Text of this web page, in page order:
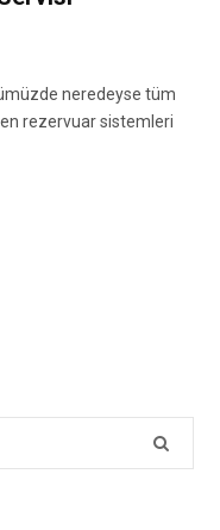
neredeyse tüm
rezervuar sistemleri